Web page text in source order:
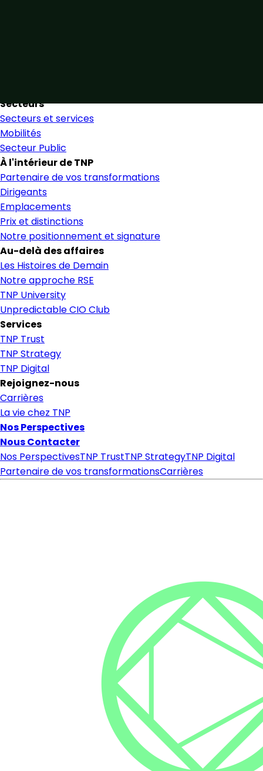
Secteurs
Secteurs et services
Mobilités
Secteur Public
À l'intérieur de TNP
Partenaire de vos transformations
Dirigeants
Emplacements
Prix et distinctions
Notre positionnement et signature
Au-delà des affaires
Les Histoires de Demain
Notre approche RSE
TNP University
Unpredictable CIO Club
Services
TNP Trust
TNP Strategy
TNP Digital
Rejoignez-nous
Carrières
La vie chez TNP
Nos Perspectives
Nous Contacter
Nos PerspectivesTNP TrustTNP StrategyTNP Digital
Partenaire de vos transformationsCarrières